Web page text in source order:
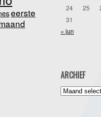
eerste
24
25
31
« jun
ARCHIEF
Archief